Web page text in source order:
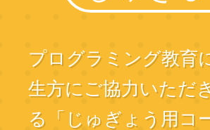
プログラミング教育
生方にご協力いただ
る「じゅぎょう用コ